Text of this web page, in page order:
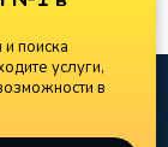
поиска
услуги,
в